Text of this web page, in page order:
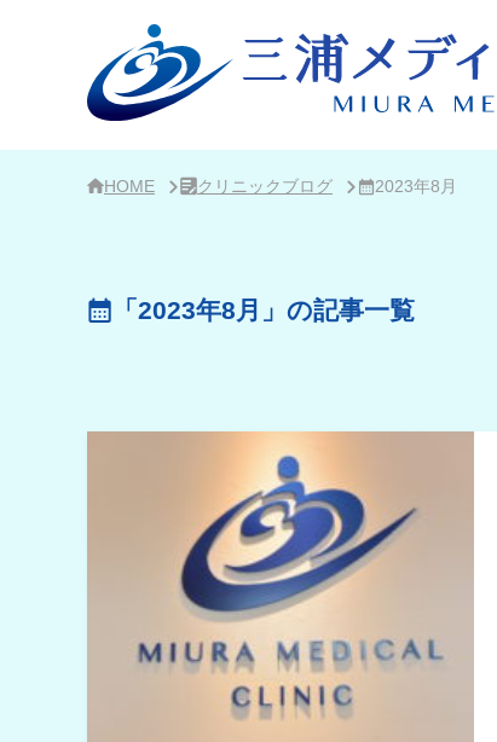
ッ
HOME クリニックブログ 2023年8月
「2023年8月」の記事一覧